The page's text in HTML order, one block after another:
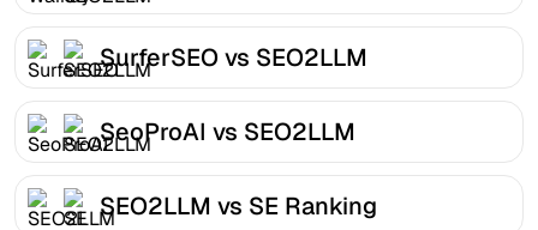
SurferSEO vs SEO2LLM
SeoProAI vs SEO2LLM
SEO2LLM vs SE Ranking